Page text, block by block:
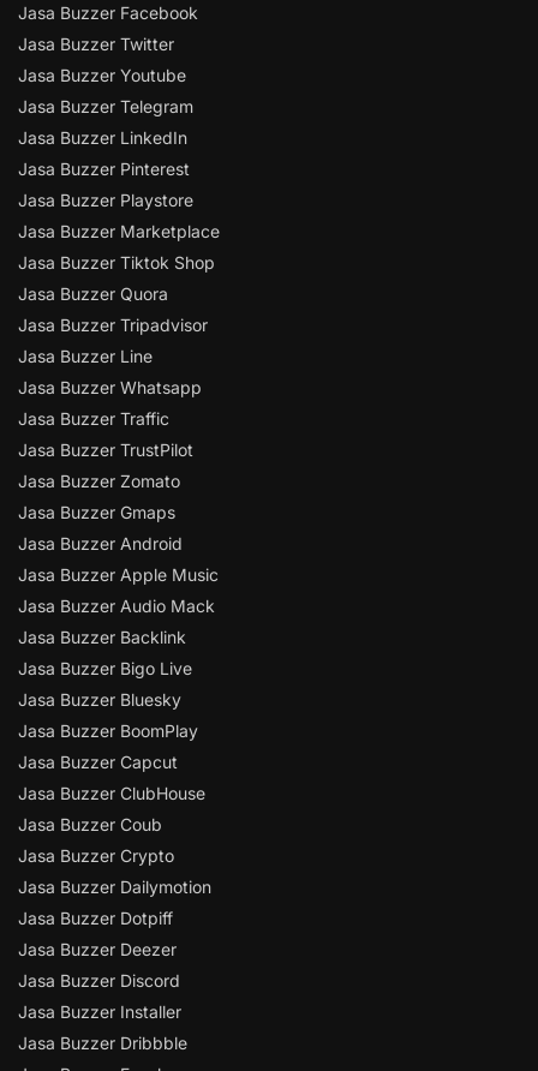
Jasa Buzzer Facebook
Jasa Buzzer Twitter
Jasa Buzzer Youtube
Jasa Buzzer Telegram
Jasa Buzzer LinkedIn
Jasa Buzzer Pinterest
Jasa Buzzer Playstore
Jasa Buzzer Marketplace
Jasa Buzzer Tiktok Shop
Jasa Buzzer Quora
Jasa Buzzer Tripadvisor
Jasa Buzzer Line
Jasa Buzzer Whatsapp
Jasa Buzzer Traffic
Jasa Buzzer TrustPilot
Jasa Buzzer Zomato
Jasa Buzzer Gmaps
Jasa Buzzer Android
Jasa Buzzer Apple Music
Jasa Buzzer Audio Mack
Jasa Buzzer Backlink
Jasa Buzzer Bigo Live
Jasa Buzzer Bluesky
Jasa Buzzer BoomPlay
Jasa Buzzer Capcut
Jasa Buzzer ClubHouse
Jasa Buzzer Coub
Jasa Buzzer Crypto
Jasa Buzzer Dailymotion
Jasa Buzzer Dotpiff
Jasa Buzzer Deezer
Jasa Buzzer Discord
Jasa Buzzer Installer
Jasa Buzzer Dribbble